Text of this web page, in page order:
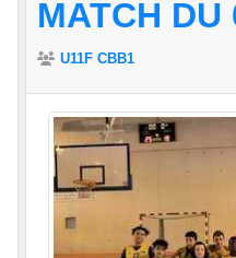
MATCH DU
U11F CBB1